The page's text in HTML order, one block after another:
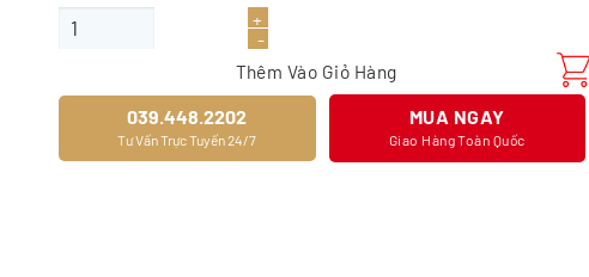
Thanh lam 4 sóng cao 247 số lượng
Thêm Vào Giỏ Hàng
039.448.2202
Tư Vấn Trực Tuyến 24/7
MUA NGAY
Giao Hàng Toàn Quốc